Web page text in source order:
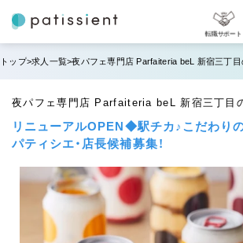
転職サポート
トップ 求人一覧 夜パフェ専門店 Parfaiteria beL 新宿三丁目
夜パフェ専門店 Parfaiteria beL 新宿三丁目
リニューアルOPEN◆駅チカ♪こだわり
パティシエ・店長候補募集！